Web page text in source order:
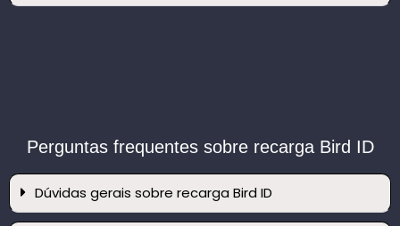
Perguntas frequentes sobre recarga Bird ID
Dúvidas gerais sobre recarga Bird ID